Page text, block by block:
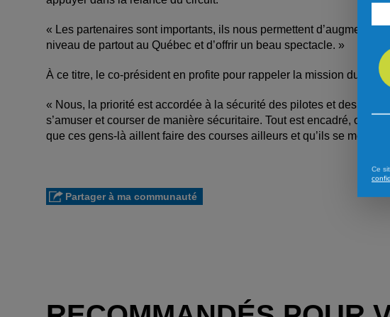
« Les partenaires sont importants, ils nous permettent d’augmenter
niveau de partout au Québec et d’offrir un beau spectacle. »
À ce titre, le co-président en profite pour rappeler la mission du CVM.
« Nous, la priorité est accordée à la sécurité des pilotes et des
s’amuser et courser de manière sécuritaire. Tout est encadré, on a
que ces gens-là aillent faire des courses ailleurs et qu’ils se mettent
Partager à ma communauté
Ce